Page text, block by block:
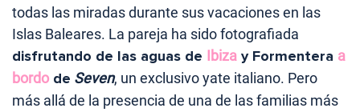
todas las miradas durante sus vacaciones en las
Islas Baleares. La pareja ha sido fotografiada
disfrutando de las aguas de Ibiza y Formentera a
bordo de Seven, un exclusivo yate italiano. Pero
más allá de la presencia de una de las familias más